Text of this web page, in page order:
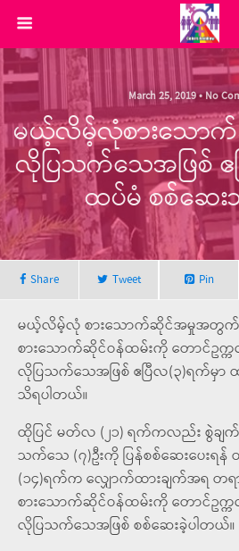
March 25, 2019 • No
မယ့်လိမ့်လုံစားသော
လိုပြသက်သေအဖြစ်
ထပ်မံ စစ်ဆေ
Share Tweet Pin
မယ့်လိမ့်လုံ စားသောက်ဆိုင်အမှုအတွက်
စားသောက်ဆိုင်ဝန်ထမ်းကို တောင်ဥက္က
လိုပြသက်သေအဖြစ် ဧပြီလ(၃)ရက်မှာ
သိရပါတယ်။
ထိုပြင် မတ်လ (၂၁) ရက်ကလည်း စွဲချ
သက်သေ (၇)ဦးကို ပြန်စစ်ဆေးပေးရ
(၁၄)ရက်က လျှောက်ထားချက်အရ တရ
စားသောက်ဆိုင်ဝန်ထမ်းကို တောင်ဥက္က
လိုပြသက်သေအဖြစ် စစ်ဆေးခဲ့ပါတယ်။